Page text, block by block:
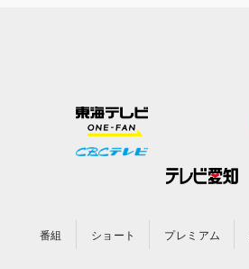
番組 ショート プレミアム